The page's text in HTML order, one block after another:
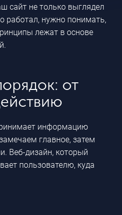
сайт не только выглядел
работал, нужно понимать,
лежат в основе
от
информацию
главное, затем
Веб-дизайн, который
пользователю, куда